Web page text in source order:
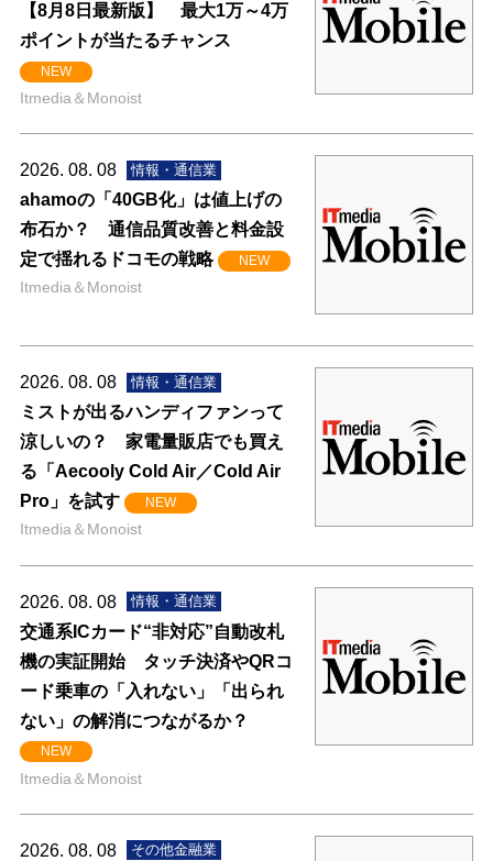
【8月8日最新版】 最大1万～4万
ポイントが当たるチャンス
NEW
Itmedia＆Monoist
2026. 08. 08 情報・通信業
ahamoの「40GB化」は値上げの
布石か？ 通信品質改善と料金設
定で揺れるドコモの戦略
NEW
Itmedia＆Monoist
2026. 08. 08 情報・通信業
ミストが出るハンディファンって
涼しいの？ 家電量販店でも買え
る「Aecooly Cold Air／Cold Air
Pro」を試す
NEW
Itmedia＆Monoist
2026. 08. 08 情報・通信業
交通系ICカード“非対応”自動改札
機の実証開始 タッチ決済やQRコ
ード乗車の「入れない」「出られ
ない」の解消につながるか？
NEW
Itmedia＆Monoist
2026. 08. 08 その他金融業